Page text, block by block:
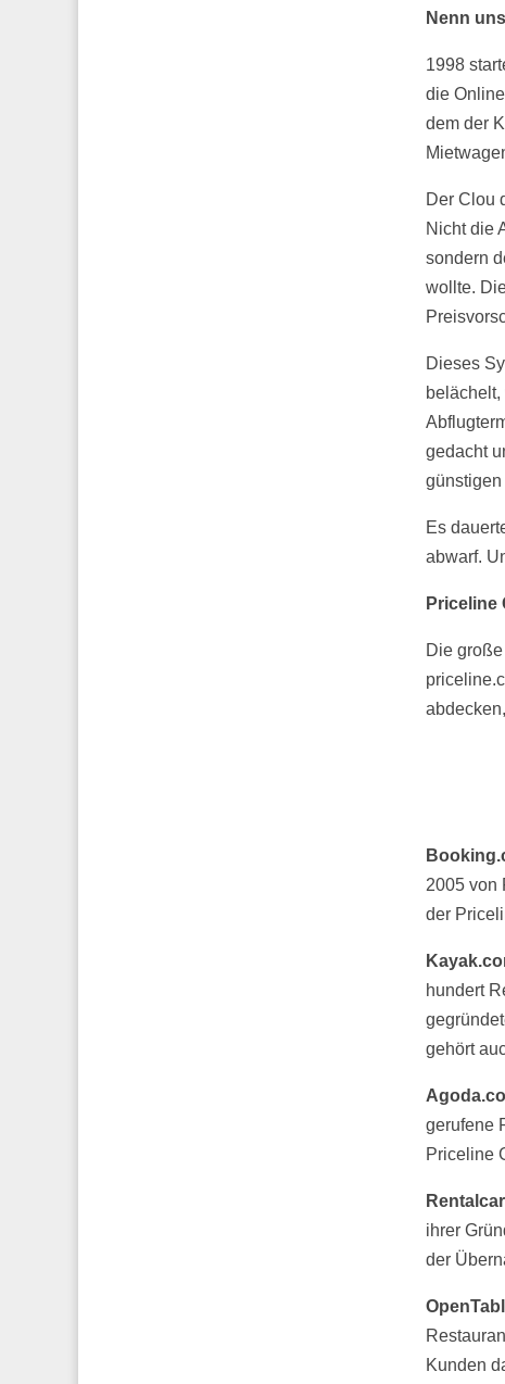
Nenn
1998
die
dem der
Der Clou
Nicht die
sondern
wollte.
Dieses
gedacht
Es
abwarf.
Priceline
Die
2005 von
der
hundert
gehört
gerufene
Priceline
ihrer
der
Kunden